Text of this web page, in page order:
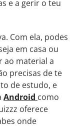
e a gerir o teu
Com ela, podes
em casa ou
ao material a
precisas de te
de estudo, e
Android como
oferece
onde